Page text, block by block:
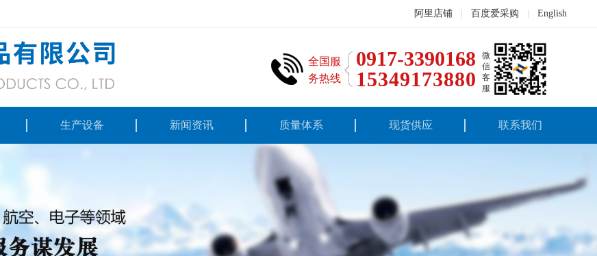
阿里店铺 百度爱采购 English
全国服
务热线
0917-3390168
15349173880
微
信
客
服
生产设备 新闻资讯
技术资料
质量体系 现货供应 联系我们